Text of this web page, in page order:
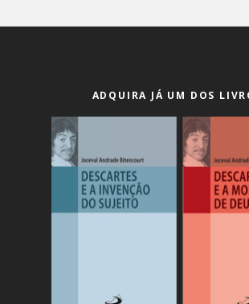
ADQUIRA JÁ UM DOS